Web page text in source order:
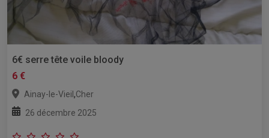
6€ serre tête voile bloody
6 €
Ainay-le-Vieil ,Cher
26 décembre 2025